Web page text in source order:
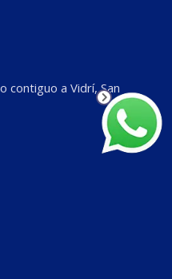
contiguo a Vidrí, San